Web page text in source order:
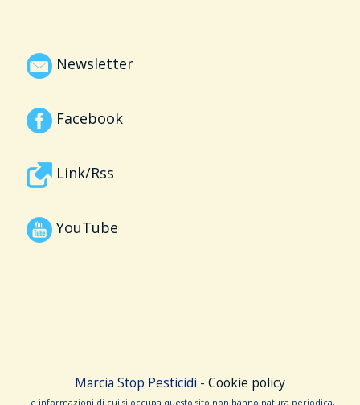
Newsletter
Facebook
Link/Rss
YouTube
Marcia Stop Pesticidi - Cookie policy
Le informa­zioni di cui si occupa questo sito non hanno na­tura periodica,